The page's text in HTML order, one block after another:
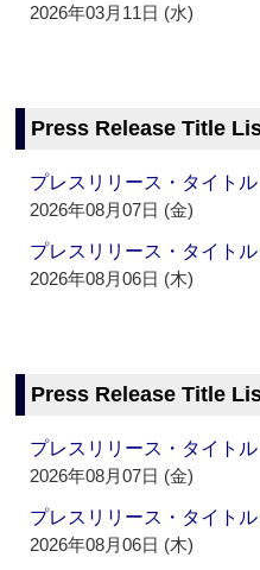
2026年03月11日 (水)
Press Release Title
プレスリリース・タイト
2026年08月07日 (金)
プレスリリース・タイト
2026年08月06日 (木)
Press Release Title
プレスリリース・タイト
2026年08月07日 (金)
プレスリリース・タイト
2026年08月06日 (木)